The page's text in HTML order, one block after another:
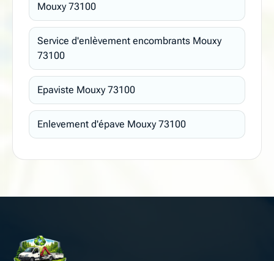
Mouxy 73100
Service d'enlèvement encombrants Mouxy
73100
Epaviste Mouxy 73100
Enlevement d'épave Mouxy 73100